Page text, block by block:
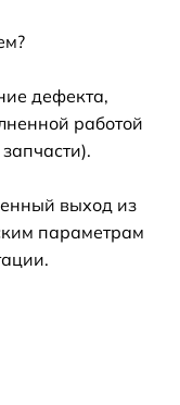
дефекта,
работой
выход из
параметрам